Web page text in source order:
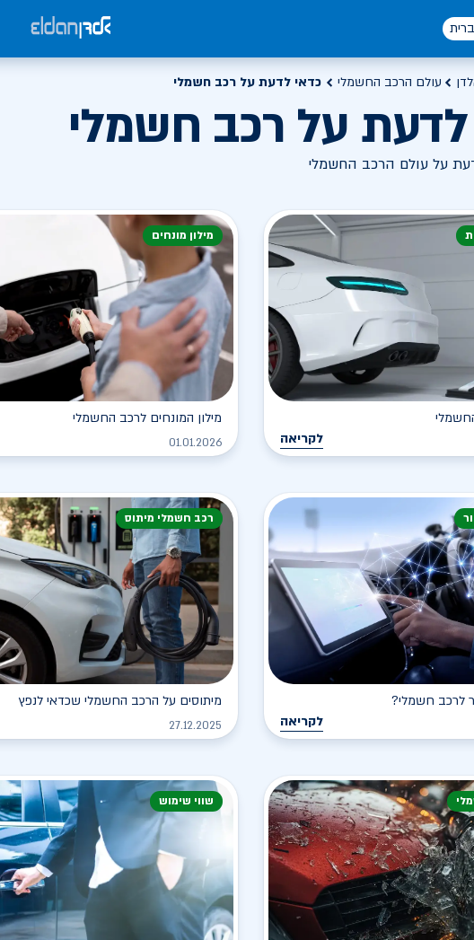
עולם הרכב החשמלי כדאי לדעת על רכב חשמלי
לדעת על רכב חשמלי
על עולם הרכב החשמלי
לקריאה
מילון מונחים
מילון המונחים לרכב החשמלי
01.01.2026
לרכב חשמלי?
לקריאה
רכב חשמלי מיתוס
מיתוסים על הרכב החשמלי שכדאי לנפץ
27.12.2025
שווי שימוש